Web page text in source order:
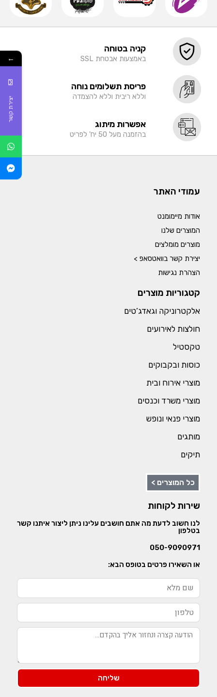
קניה בטוחה
באמצעות אבטחת SSL
פריסת תשלומים נוחה
וללא ריבית וללא להצמדה
אפשרות מיתוג
בהזמנה מעל 50 יח' לפריט
עמודי האתר
אודות מיימומנט
המוצרים שלנו
מוצרים מומלצים
יצירת קשר בוואטסאפ >
הצהרת נגישות
קטגוריות מוצרים
אלקטרוניקה וגאדג’טים
חולצות לאירועים
טקסטיל
כוסות ובקבוקים
מוצרי אירוח ובית
מוצרי משרד וכנסים
מוצרי פנאי ונופש
מותגים
תיקים
כל המוצרים >
שירות לקוחות
לנו חשוב לדעת מה אתם חושבים עלינו ניתן ליצור איתנו קשר
בטלפון
050-9090971
או השאירו פרטים בטופס הבא:
שליחה
←
יצירת קשר